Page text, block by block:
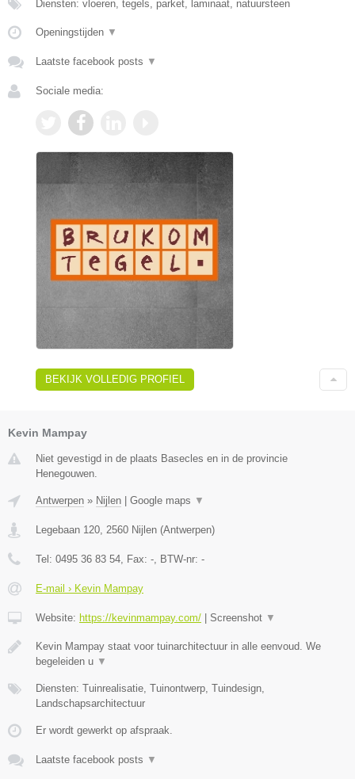
Diensten: vloeren, tegels, parket, laminaat, natuursteen
Openingstijden ▼
Laatste facebook posts ▼
Sociale media:
BEKIJK VOLLEDIG PROFIEL
Kevin Mampay
Niet gevestigd in de plaats Basecles en in de provincie
Henegouwen.
Antwerpen » Nijlen | Google maps ▼
Legebaan 120 2560 Nijlen (Antwerpen)
Tel: 0495 36 83 54 , Fax: - , BTW-nr: -
E-mail › Kevin Mampay
Website: https://kevinmampay.com/ | Screenshot ▼
Kevin Mampay staat voor tuinarchitectuur in alle eenvoud. We
begeleiden u ▼
Diensten: Tuinrealisatie, Tuinontwerp, Tuindesign,
Landschapsarchitectuur
Er wordt gewerkt op afspraak.
Laatste facebook posts ▼